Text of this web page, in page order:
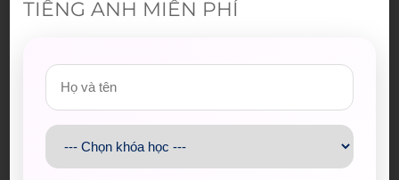
lại thời kỳ đỉnh cao
thu mở màn trong sự nghiệp
TIẾNG ANH MIỄN PHÍ